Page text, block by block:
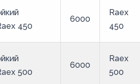
450
6000
Raex
450
500
6000
Raex
500